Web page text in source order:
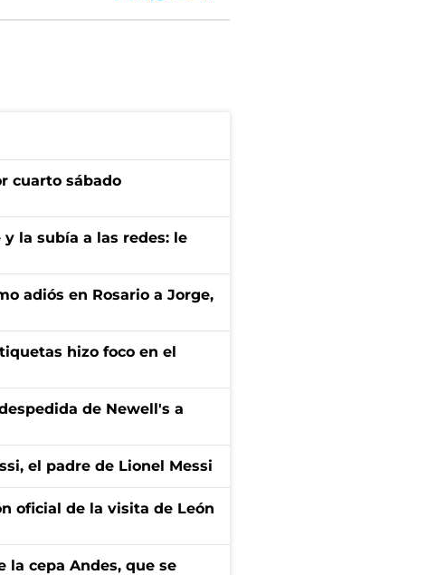
cuarto sábado
la subía a las redes: le
adiós en Rosario a Jorge,
hizo foco en el
de Newell's a
el padre de Lionel Messi
oficial de la visita de León
la cepa Andes, que se